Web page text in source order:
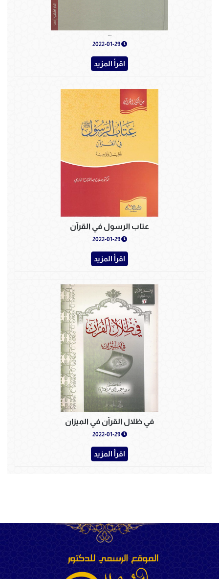
2022-01-29
اقرأ المزيد
عتاب الرسول في القرآن
2022-01-29
اقرأ المزيد
في ظلال القرآن في الميزان
2022-01-29
اقرأ المزيد